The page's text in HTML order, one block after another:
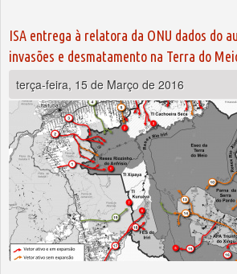
ISA entrega à relatora da ONU dados do
invasões e desmatamento na Terra do
terça-feira, 15 de Março de 2016